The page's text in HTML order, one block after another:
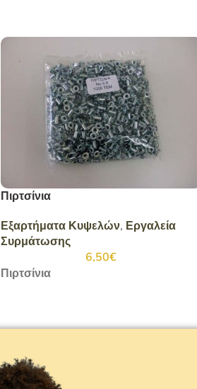
Πιρτσίνια
Εξαρτήματα Κυψελών, Εργαλεία
Συρμάτωσης
6,50€
Πιρτσίνια